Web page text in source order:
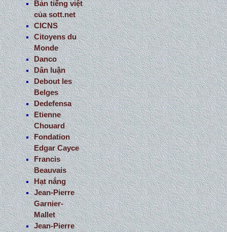
Bản tiếng việt
của sott.net
CICNS
Citoyens du
Monde
Danco
Dân luận
Debout les
Belges
Dedefensa
Etienne
Chouard
Fondation
Edgar Cayce
Francis
Beauvais
Hạt nắng
Jean-Pierre
Garnier-
Mallet
Jean-Pierre